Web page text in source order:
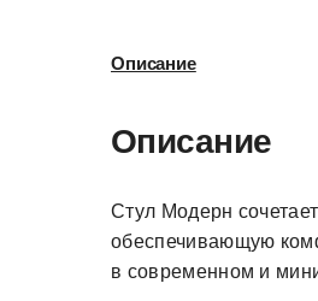
Описание
Описание
Стул Модерн
обеспечивающую
в современном и